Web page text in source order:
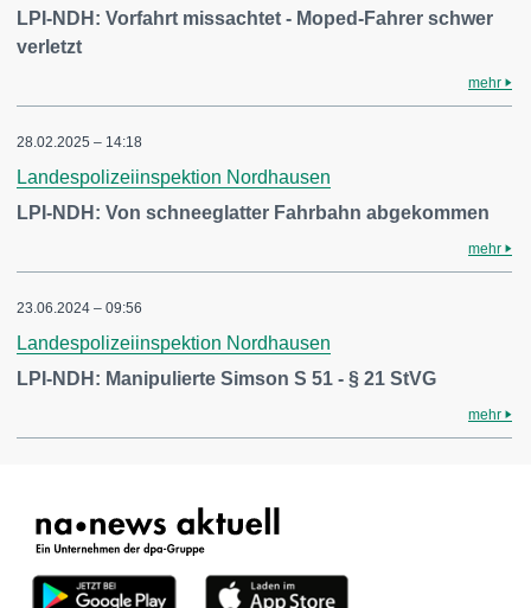
LPI-NDH: Vorfahrt missachtet - Moped-Fahrer schwer
verletzt
mehr
28.02.2025 – 14:18
Landespolizeiinspektion Nordhausen
LPI-NDH: Von schneeglatter Fahrbahn abgekommen
mehr
23.06.2024 – 09:56
Landespolizeiinspektion Nordhausen
LPI-NDH: Manipulierte Simson S 51 - § 21 StVG
mehr